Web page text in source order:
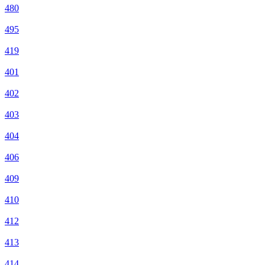
480
495
419
401
402
403
404
406
409
410
412
413